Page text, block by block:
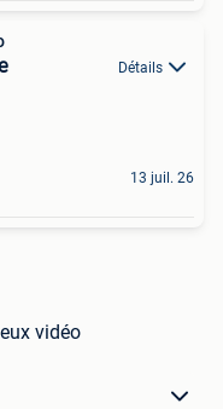
Détails
13 juil. 26
vidéo